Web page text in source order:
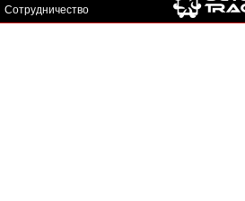
Сотрудничество